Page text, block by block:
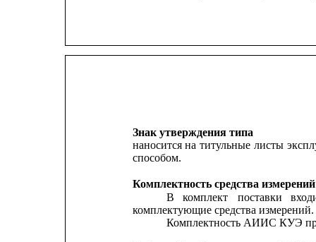
Знак утверждения типа
наносится на титульные листы
способом.
Комплектность средства измерений
В
комплект поставки
комплектующие средства измерений.
Комплектность АИИС КУЭ